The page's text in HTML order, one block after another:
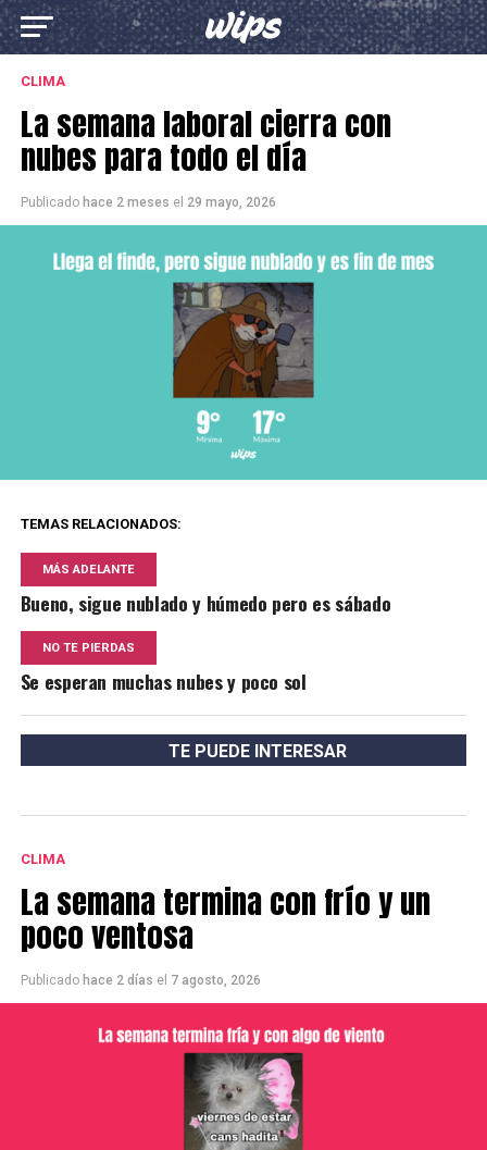
CLIMA
La semana laboral cierra con
nubes para todo el día
Publicado hace 2 meses el 29 mayo, 2026
TEMAS RELACIONADOS:
MÁS ADELANTE
Bueno, sigue nublado y húmedo pero es sábado
NO TE PIERDAS
Se esperan muchas nubes y poco sol
TE PUEDE INTERESAR
CLIMA
La semana termina con frío y un
poco ventosa
Publicado hace 2 días el 7 agosto, 2026